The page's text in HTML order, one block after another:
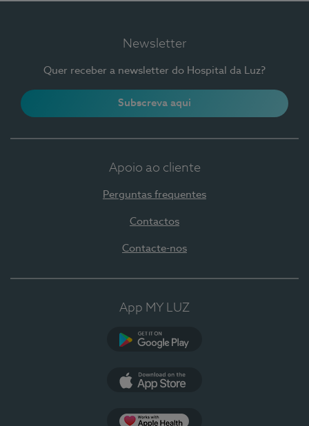
Newsletter
Quer receber a newsletter do Hospital da Luz?
Subscreva aqui
Apoio ao cliente
Perguntas frequentes
Contactos
Contacte-nos
App MY LUZ